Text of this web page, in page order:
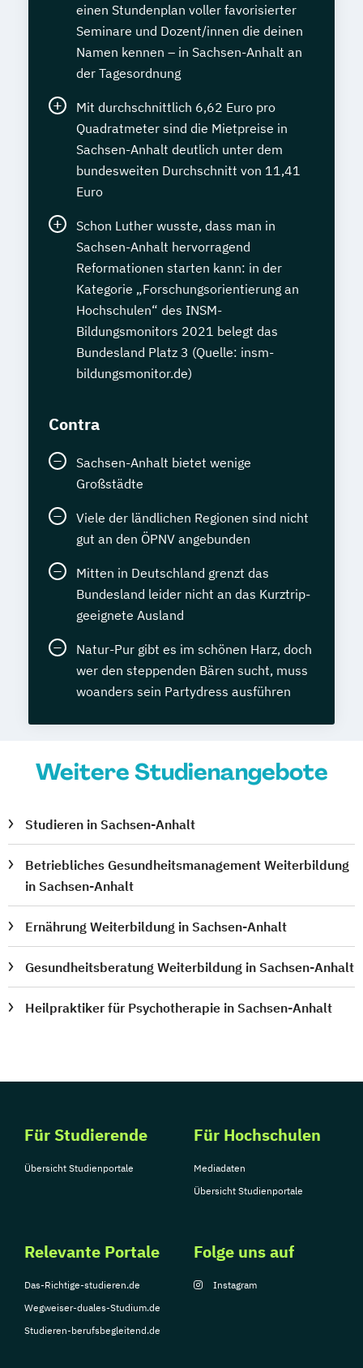
einen Stundenplan voller favorisierter
Seminare und Dozent/innen die deinen
Namen kennen – in Sachsen-Anhalt an
der Tagesordnung
Mit durchschnittlich 6,62 Euro pro
Quadratmeter sind die Mietpreise in
Sachsen-Anhalt deutlich unter dem
bundesweiten Durchschnitt von 11,41
Euro
Schon Luther wusste, dass man in
Sachsen-Anhalt hervorragend
Reformationen starten kann: in der
Kategorie „Forschungsorientierung an
Hochschulen“ des INSM-
Bildungsmonitors 2021 belegt das
Bundesland Platz 3 (Quelle: insm-
bildungsmonitor.de)
Contra
Sachsen-Anhalt bietet wenige
Großstädte
Viele der ländlichen Regionen sind nicht
gut an den ÖPNV angebunden
Mitten in Deutschland grenzt das
Bundesland leider nicht an das Kurztrip-
geeignete Ausland
Natur-Pur gibt es im schönen Harz, doch
wer den steppenden Bären sucht, muss
woanders sein Partydress ausführen
Weitere Studienangebote
Studieren in Sachsen-Anhalt
Betriebliches Gesundheitsmanagement Weiterbildung
in Sachsen-Anhalt
Ernährung Weiterbildung in Sachsen-Anhalt
Gesundheitsberatung Weiterbildung in Sachsen-Anhalt
Heilpraktiker für Psychotherapie in Sachsen-Anhalt
Für Studierende
Übersicht Studienportale
Für Hochschulen
Mediadaten
Übersicht Studienportale
Relevante Portale
Das-Richtige-studieren.de
Wegweiser-duales-Studium.de
Studieren-berufsbegleitend.de
Folge uns auf
Instagram